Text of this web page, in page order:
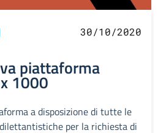
30/10/2020
piattaforma
1000
a disposizione di tutte le
per la richiesta di